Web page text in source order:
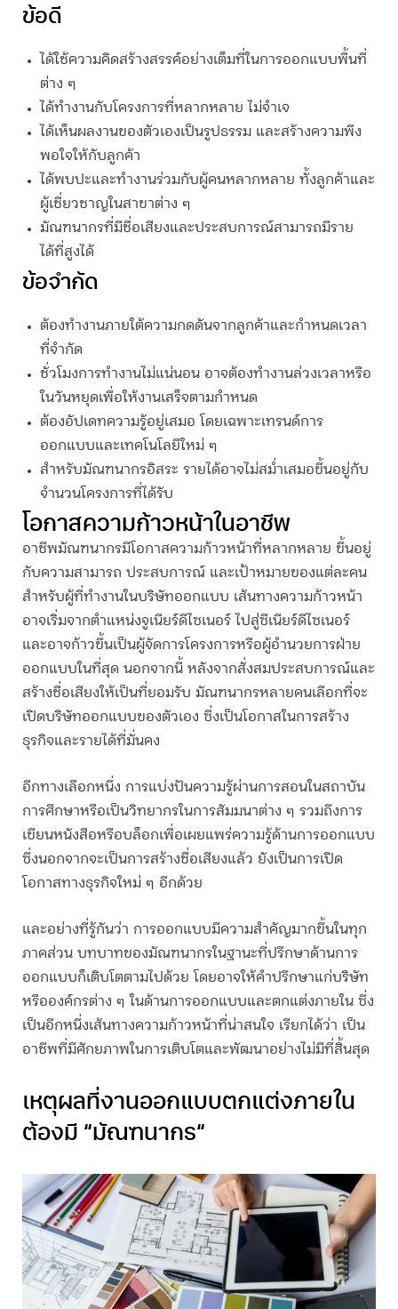
ข้อดี
ได้ใช้ความคิดสร้างสรรค์อย่างเต็มที่ในการออกแบบพื้นที่
ต่าง ๆ
ได้ทำงานกับโครงการที่หลากหลาย ไม่จำเจ
ได้เห็นผลงานของตัวเองเป็นรูปธรรม และสร้างความพึง
พอใจให้กับลูกค้า
ได้พบปะและทำงานร่วมกับผู้คนหลากหลาย ทั้งลูกค้าและ
ผู้เชี่ยวชาญในสาขาต่าง ๆ
มัณฑนากรที่มีชื่อเสียงและประสบการณ์สามารถมีราย
ได้ที่สูงได้
ข้อจำกัด
ต้องทำงานภายใต้ความกดดันจากลูกค้าและกำหนดเวลา
ที่จำกัด
ชั่วโมงการทำงานไม่แน่นอน อาจต้องทำงานล่วงเวลาหรือ
ในวันหยุดเพื่อให้งานเสร็จตามกำหนด
ต้องอัปเดทความรู้อยู่เสมอ โดยเฉพาะเทรนด์การ
ออกแบบและเทคโนโลยีใหม่ ๆ
สำหรับมัณฑนากรอิสระ รายได้อาจไม่สม่ำเสมอขึ้นอยู่กับ
จำนวนโครงการที่ได้รับ
โอกาสความก้าวหน้าในอาชีพ
อาชีพมัณฑนากรมีโอกาสความก้าวหน้าที่หลากหลาย ขึ้นอยู่
กับความสามารถ ประสบการณ์ และเป้าหมายของแต่ละคน
สำหรับผู้ที่ทำงานในบริษัทออกแบบ เส้นทางความก้าวหน้า
อาจเริ่มจากตำแหน่งจูเนียร์ดีไซเนอร์ ไปสู่ซีเนียร์ดีไซเนอร์
และอาจก้าวขึ้นเป็นผู้จัดการโครงการหรือผู้อำนวยการฝ่าย
ออกแบบในที่สุด นอกจากนี้ หลังจากสั่งสมประสบการณ์และ
สร้างชื่อเสียงให้เป็นที่ยอมรับ มัณฑนากรหลายคนเลือกที่จะ
เปิดบริษัทออกแบบของตัวเอง ซึ่งเป็นโอกาสในการสร้าง
ธุรกิจและรายได้ที่มั่นคง
อีกทางเลือกหนึ่ง การแบ่งปันความรู้ผ่านการสอนในสถาบัน
การศึกษาหรือเป็นวิทยากรในการสัมมนาต่าง ๆ รวมถึงการ
เขียนหนังสือหรือบล็อกเพื่อเผยแพร่ความรู้ด้านการออกแบบ
ซึ่งนอกจากจะเป็นการสร้างชื่อเสียงแล้ว ยังเป็นการเปิด
โอกาสทางธุรกิจใหม่ ๆ อีกด้วย
และอย่างที่รู้กันว่า การออกแบบมีความสำคัญมากขึ้นในทุก
ภาคส่วน บทบาทของมัณฑนากรในฐานะที่ปรึกษาด้านการ
ออกแบบก็เติบโตตามไปด้วย โดยอาจให้คำปรึกษาแก่บริษัท
หรือองค์กรต่าง ๆ ในด้านการออกแบบและตกแต่งภายใน ซึ่ง
เป็นอีกหนึ่งเส้นทางความก้าวหน้าที่น่าสนใจ เรียกได้ว่า เป็น
อาชีพที่มีศักยภาพในการเติบโตและพัฒนาอย่างไม่มีที่สิ้นสุด
เหตุผลที่งานออกแบบตกแต่งภายใน
ต้องมี “มัณฑนากร“